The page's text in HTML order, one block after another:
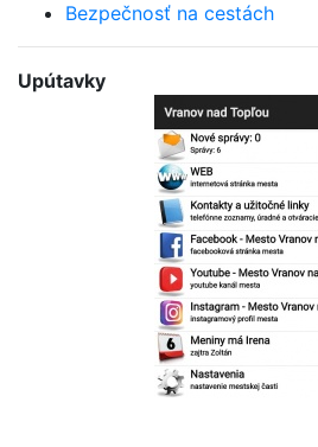
Bezpečnosť na cestách
Upútavky
Bezplatná aplikácia
mesta